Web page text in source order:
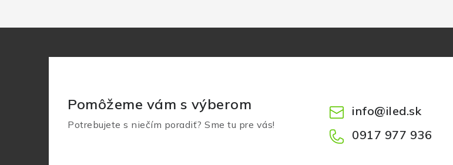
Pomôžeme vám s výberom
Potrebujete s niečím poradiť? Sme tu pre vás!
info@iled.sk
0917 977 936